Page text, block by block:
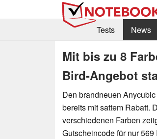
Tests
News
Mit bis zu 8
Bird-Angebot
Den brandneuen
bereits mit sattem Rabatt.
verschiedenen Farben
Gutscheincode für nur